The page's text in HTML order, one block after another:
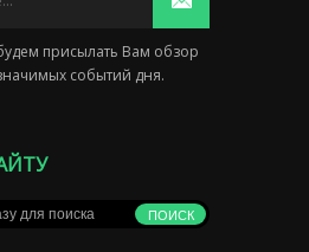
присылать Вам обзор
событий дня.